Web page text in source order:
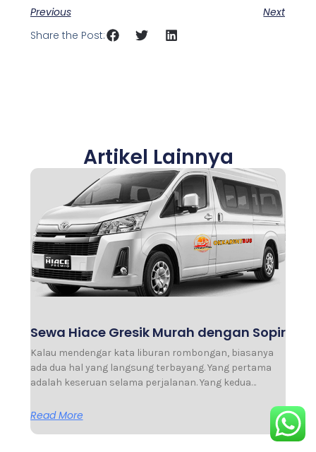
Previous
Next
Share the Post:
Artikel Lainnya
Sewa Hiace Gresik Murah dengan Sopir
Kalau mendengar kata liburan rombongan, biasanya
ada dua hal yang langsung terbayang. Yang pertama
adalah keseruan selama perjalanan. Yang kedua…
Read More